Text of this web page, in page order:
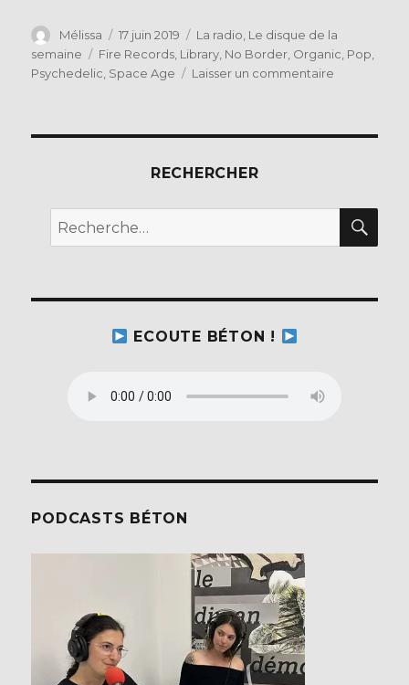
c
e
o
it
te
Auteur
Mélissa
Publié
le
17 juin 2019 Catégories
La radio, Le disque de la
semaine
Étiquettes
Fire Records, Library, No Border, Organic, Pop,
Psychedelic, Space Age Laisser un commentaire
Immunology
(Fire
Records)
RECHERCHER
Recherche
pour :
ECOUTE BÉTON !
PODCASTS BÉTON